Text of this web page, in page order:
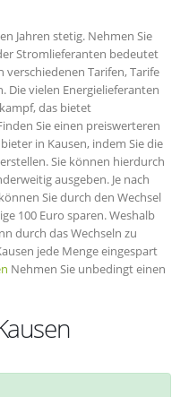
Jahren stetig. Nehmen Sie
Stromlieferanten bedeutet
verschiedenen Tarifen, Tarife
Die vielen Energielieferanten
das bietet
Sie einen preiswerteren
in Kausen, indem Sie die
Sie können hierdurch
ausgeben. Je nach
Sie durch den Wechsel
100 Euro sparen. Weshalb
durch das Wechseln zu
jede Menge eingespart
Nehmen Sie unbedingt einen